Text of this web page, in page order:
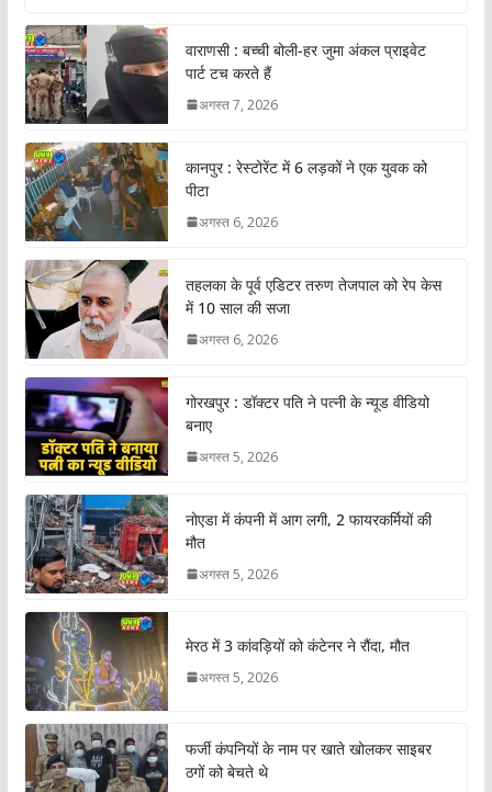
वाराणसी : बच्ची बोली-हर जुमा अंकल प्राइवेट
पार्ट टच करते हैं
अगस्त 7, 2026
कानपुर : रेस्टोरेंट में 6 लड़कों ने एक युवक को
पीटा
अगस्त 6, 2026
तहलका के पूर्व एडिटर तरुण तेजपाल को रेप केस
में 10 साल की सजा
अगस्त 6, 2026
गोरखपुर : डॉक्टर पति ने पत्नी के न्यूड वीडियो
बनाए
अगस्त 5, 2026
नोएडा में कंपनी में आग लगी, 2 फायरकर्मियों की
मौत
अगस्त 5, 2026
मेरठ में 3 कांवड़ियों को कंटेनर ने रौंदा, मौत
अगस्त 5, 2026
फर्जी कंपनियों के नाम पर खाते खोलकर साइबर
ठगों को बेचते थे